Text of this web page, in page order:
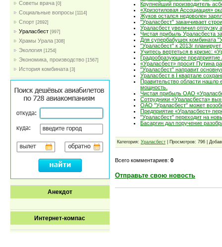
Советы врача [0]
Социальные вопросы [1114]
Спорт [2692]
Ураласбест [997]
Храмы Урала [308]
Экология [1254]
Экономика, производство [1567]
История комбината [3]
Анекдот
Интернет-компас
Крупнейший производитель
«Хризотиловая Ассоциация»
Жуков остался недоволен
"Ураласбест" заканчивает
Ураласбест увеличил отгрузку
Чистая прибыль Ураласбеста
Для супербабушек комбината
"Ураласбест" к 2013г
Учитесь вертеться в кризис:
Градообразующее предприятие
«Ураласбест» просит Путина
"Ураласбест" направит
Ураласбест в I квартале
Правительство области
мощность.
Чистая прибыль ОАО
Сотрудники «Ураласбеста»
ОАО "Ураласбест" может
Предприятие «Ураласбест»
"Ураласбест" переходит на
Басаргин дал поручение
Категория: Ураласбест | Просмотров: 796 |
Всего комментариев: 0
Отправьте свою новость